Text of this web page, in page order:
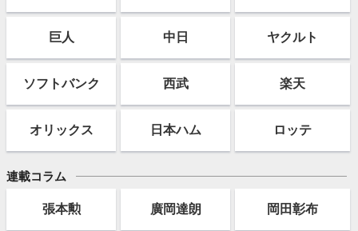
巨人 中日 ヤクルト
ソフトバンク 西武 楽天
オリックス 日本ハム ロッテ
連載コラム
張本勲 廣岡達朗 岡田彰布